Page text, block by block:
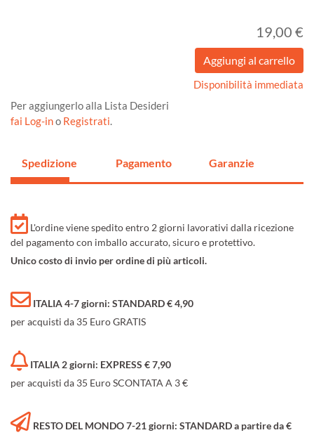
19,00 €
Disponibilità immediata
Per aggiungerlo alla Lista Desideri
fai Log-ino Registrati.
Spedizione Pagamento Garanzie
L'ordine viene spedito entro 2 giorni lavorativi dalla ricezione
del pagamento con imballo accurato, sicuro e protettivo.
Unico costo di invio per ordine di più articoli.
ITALIA 4-7 giorni: STANDARD € 4,90
per acquisti da 35 Euro GRATIS
ITALIA 2 giorni: EXPRESS € 7,90
per acquisti da 35 Euro SCONTATA A 3 €
RESTO DEL MONDO 7-21 giorni: STANDARD a partire da €